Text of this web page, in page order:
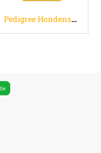
Pedigree Hondensnacks - Megabox - 24 x Rodeo en 4 x Jumbone - 780g